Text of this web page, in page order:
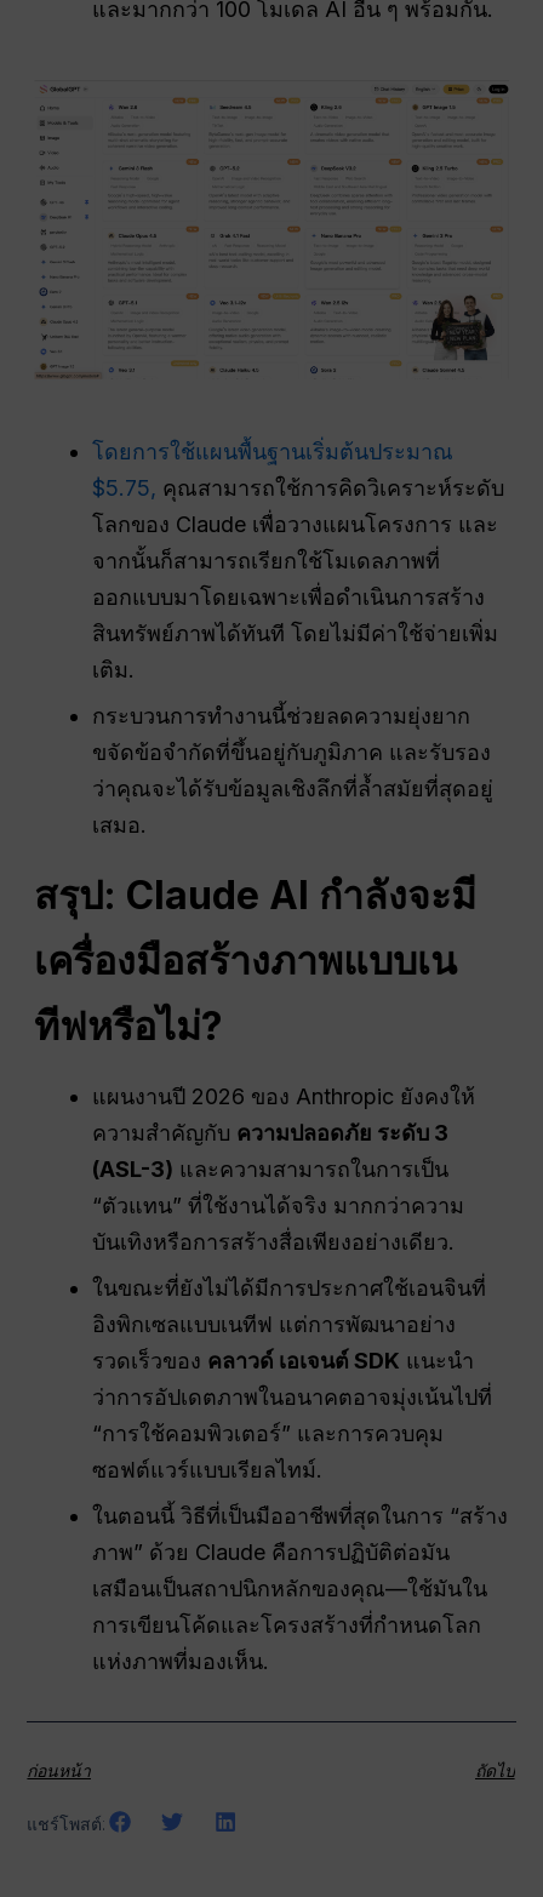
และมากกว่า 100 โมเดล AI อื่น ๆ พร้อมกัน.
โดยการใช้แผนพื้นฐานเริ่มต้นประมาณ
$5.75, คุณสามารถใช้การคิดวิเคราะห์ระดับ
โลกของ Claude เพื่อวางแผนโครงการ และ
จากนั้นก็สามารถเรียกใช้โมเดลภาพที่
ออกแบบมาโดยเฉพาะเพื่อดำเนินการสร้าง
สินทรัพย์ภาพได้ทันที โดยไม่มีค่าใช้จ่ายเพิ่ม
เติม.
กระบวนการทำงานนี้ช่วยลดความยุ่งยาก
ขจัดข้อจำกัดที่ขึ้นอยู่กับภูมิภาค และรับรอง
ว่าคุณจะได้รับข้อมูลเชิงลึกที่ล้ำสมัยที่สุดอยู่
เสมอ.
สรุป: Claude AI กำลังจะมี
เครื่องมือสร้างภาพแบบเน
ทีฟหรือไม่?
แผนงานปี 2026 ของ Anthropic ยังคงให้
ความสำคัญกับ ความปลอดภัย ระดับ 3
(ASL-3) และความสามารถในการเป็น
“ตัวแทน” ที่ใช้งานได้จริง มากกว่าความ
บันเทิงหรือการสร้างสื่อเพียงอย่างเดียว.
ในขณะที่ยังไม่ได้มีการประกาศใช้เอนจินที่
อิงพิกเซลแบบเนทีฟ แต่การพัฒนาอย่าง
รวดเร็วของ คลาวด์ เอเจนต์ SDK แนะนำ
ว่าการอัปเดตภาพในอนาคตอาจมุ่งเน้นไปที่
“การใช้คอมพิวเตอร์” และการควบคุม
ซอฟต์แวร์แบบเรียลไทม์.
ในตอนนี้ วิธีที่เป็นมืออาชีพที่สุดในการ “สร้าง
ภาพ” ด้วย Claude คือการปฏิบัติต่อมัน
เสมือนเป็นสถาปนิกหลักของคุณ—ใช้มันใน
การเขียนโค้ดและโครงสร้างที่กำหนดโลก
แห่งภาพที่มองเห็น.
ก่อนหน้า ถัดไป
แชร์โพสต์: